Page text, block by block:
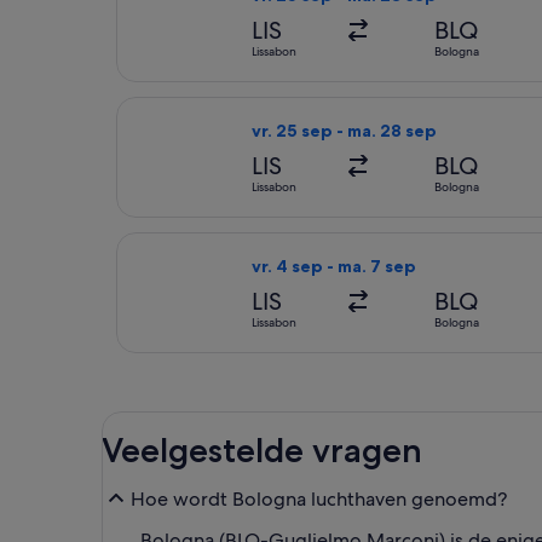
LIS
Lissabon
BLQ
Bologna
vr. 25 sep - ma. 28 sep
LIS
Lissabon
BLQ
Bologna
vr. 4 sep - ma. 7 sep
LIS
Lissabon
BLQ
Bologna
Veelgestelde vragen
Hoe wordt Bologna luchthaven genoemd?